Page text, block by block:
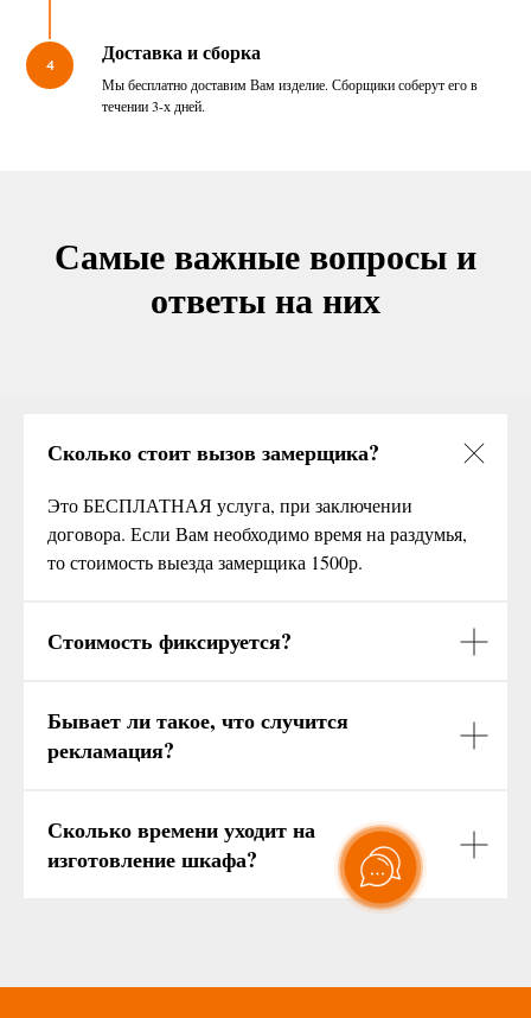
4 Доставка и сборка
Мы бесплатно доставим Вам изделие. Сборщики соберут его в
течении 3-х дней.
Самые важные вопросы и
ответы на них
Сколько стоит вызов замерщика?
Это БЕСПЛАТНАЯ услуга, при заключении
договора. Если Вам необходимо время на раздумья,
то стоимость выезда замерщика 1500р.
Стоимость фиксируется?
Бывает ли такое, что случится
рекламация?
Сколько времени уходит на
изготовление шкафа?